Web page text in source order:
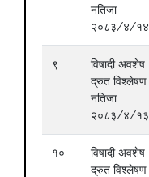
नतिजा
२०८३/४/१४
९
विषादी अवशेष
द्रुत विश्लेषण
नतिजा
२०८३/४/१३
१०
विषादी अवशेष
द्रुत विश्लेषण